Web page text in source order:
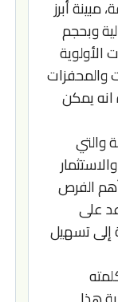
أبرز
عالية وبحجم
الأولوية
وأهم الإمكانات والمحفزات
انه يمكن
والتي
والاستثمار
الفرص
على
إلى تسهيل